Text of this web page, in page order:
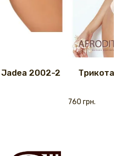
2002-2
760 грн.